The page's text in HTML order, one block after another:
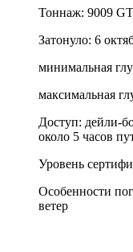
Тоннаж: 9009
Затонуло: 6
минимальная
максимальная
Доступ: дейли-
около 5 часов
Уровень
Особенности
ветер